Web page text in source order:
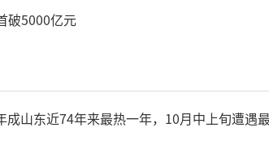
部艺术发展中心发
破5000亿元
山东近74年来最热一年，10月中上旬遭遇